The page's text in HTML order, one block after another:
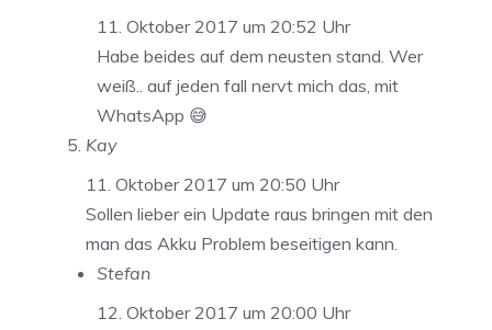
11. Oktober 2017 um 20:52 Uhr
Habe beides auf dem neusten stand. Wer
weiß.. auf jeden fall nervt mich das, mit
WhatsApp 😅
Kay
11. Oktober 2017 um 20:50 Uhr
Sollen lieber ein Update raus bringen mit den
man das Akku Problem beseitigen kann.
Stefan
12. Oktober 2017 um 20:00 Uhr